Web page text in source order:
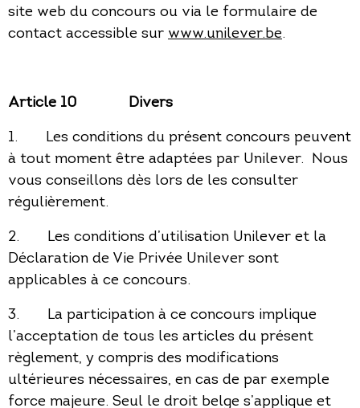
site web du concours ou via le formulaire de
contact accessible sur www.unilever.be.
Article 10
Divers
1. Les conditions du présent concours peuvent
à tout moment être adaptées par Unilever. Nous
vous conseillons dès lors de les consulter
régulièrement.
2. Les conditions d’utilisation Unilever et la
Déclaration de Vie Privée Unilever sont
applicables à ce concours.
3. La participation à ce concours implique
l’acceptation de tous les articles du présent
règlement, y compris des modifications
ultérieures nécessaires, en cas de par exemple
force majeure. Seul le droit belge s’applique et